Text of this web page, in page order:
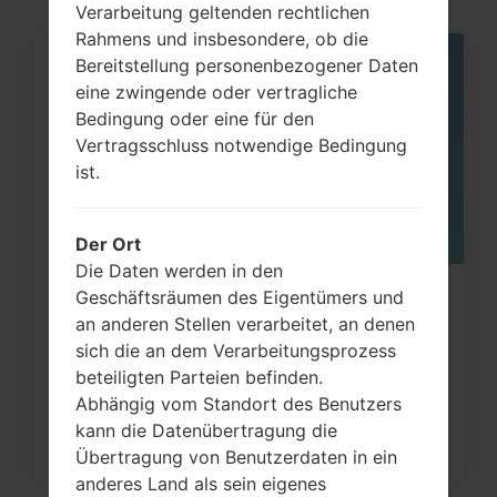
05
Wie kann man die
Werkseinstellungen durch Code au
LG...
Verarbeitung geltenden rechtlichen
Rahmens und insbesondere, ob die
Bereitstellung personenbezogener Daten
eine zwingende oder vertragliche
Bedingung oder eine für den
Vertragsschluss notwendige Bedingung
ist.
Der Ort
Die Daten werden in den
Geschäftsräumen des Eigentümers und
an anderen Stellen verarbeitet, an denen
sich die an dem Verarbeitungsprozess
beteiligten Parteien befinden.
Abhängig vom Standort des Benutzers
kann die Datenübertragung die
Übertragung von Benutzerdaten in ein
anderes Land als sein eigenes